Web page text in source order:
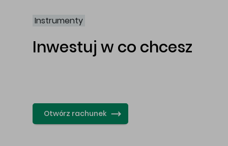
Instrumenty
Inwestuj w co chcesz
Otwórz rachunek